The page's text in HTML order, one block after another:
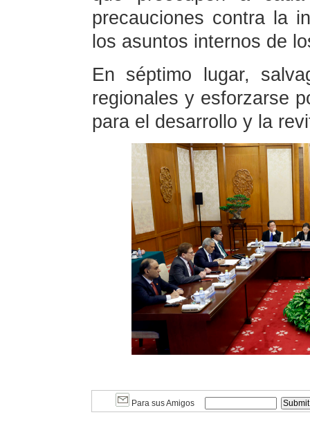
precauciones contra la
los asuntos internos de
En séptimo lugar,
regionales y esforzarse
para el desarrollo y la
Para sus Amigos